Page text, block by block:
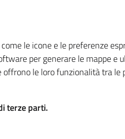
le icone e le preferenze
per generare le mappe e
le loro funzionalità tra le
terze parti.